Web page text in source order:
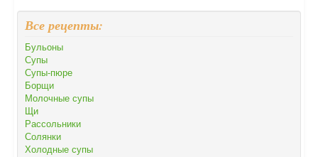
Все рецепты:
Бульоны
Супы
Супы-пюре
Борщи
Молочные супы
Щи
Рассольники
Солянки
Холодные супы